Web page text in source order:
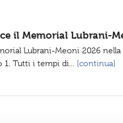
il Memorial Lubrani-
Lubrani-Meoni 2026
Tutti i tempi di... [continua]